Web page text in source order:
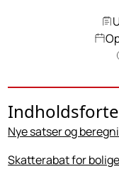
Nye satser og
Skatterabat for